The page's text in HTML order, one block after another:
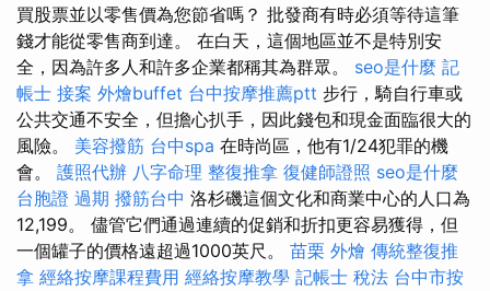
買股票並以零售價為您節省嗎？ 批發商有時必須等待這筆
錢才能從零售商到達。 在白天，這個地區並不是特別安
全，因為許多人和許多企業都稱其為群眾。 seo是什麼 記
帳士 接案 外燴buffet 台中按摩推薦ptt 步行，騎自行車或
公共交通不安全，但擔心扒手，因此錢包和現金面臨很大的
風險。 美容撥筋 台中spa 在時尚區，他有1/24犯罪的機
會。 護照代辦 八字命理 整復推拿 復健師證照 seo是什麼
台胞證 過期 撥筋台中 洛杉磯這個文化和商業中心的人口為
12,199。 儘管它們通過連續的促銷和折扣更容易獲得，但
一個罐子的價格遠超過1000英尺。 苗栗 外燴 傳統整復推
拿 經絡按摩課程費用 經絡按摩教學 記帳士 稅法 台中市按